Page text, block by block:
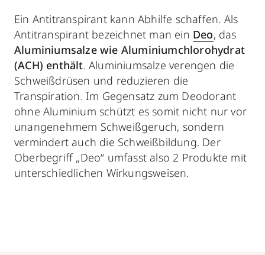
Ein Antitranspirant kann Abhilfe schaffen. Als
Antitranspirant bezeichnet man ein Deo, das
Aluminiumsalze wie Aluminiumchlorohydrat
(ACH) enthält. Aluminiumsalze verengen die
Schweißdrüsen und reduzieren die
Transpiration. Im Gegensatz zum Deodorant
ohne Aluminium schützt es somit nicht nur vor
unangenehmem Schweißgeruch, sondern
vermindert auch die Schweißbildung. Der
Oberbegriff „Deo“ umfasst also 2 Produkte mit
unterschiedlichen Wirkungsweisen.